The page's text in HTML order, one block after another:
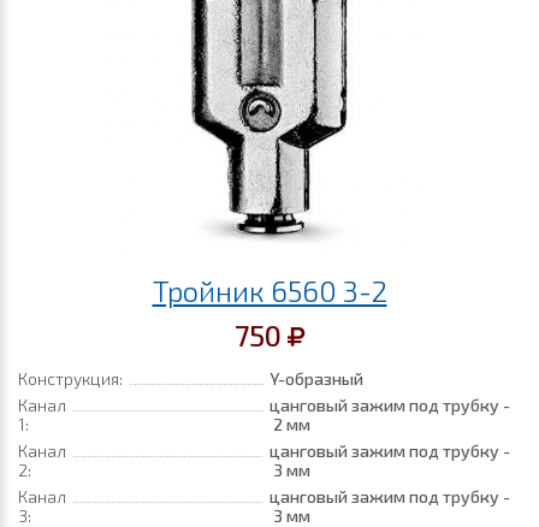
Тройник 6560 3-2
750
Конструкция:
Y-образный
Канал
1:
цанговый зажим под трубку -
2 мм
Канал
2:
цанговый зажим под трубку -
3 мм
Канал
3:
цанговый зажим под трубку -
3 мм